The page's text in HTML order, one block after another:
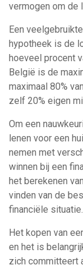
vermogen om de
Een
hypotheek is de
hoeveel procent
België is de
maximaal 80%
zelf 20% eigen
Om een
lenen voor een
nemen met
winnen bij een
het berekenen
vinden van de
financiële situatie.
Het kopen van
en het is
zich committeert